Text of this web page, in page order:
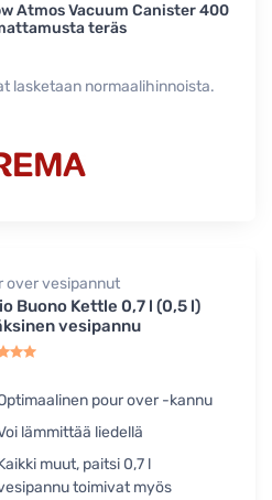
Atmos Vacuum Canister 400
teräs
lasketaan normaalihinnoista.
over vesipannut
Buono Kettle 0,7 l (0,5 l)
vesipannu
pour over -kannu
lämmittää liedellä
muut, paitsi 0,7 l
toimivat myös